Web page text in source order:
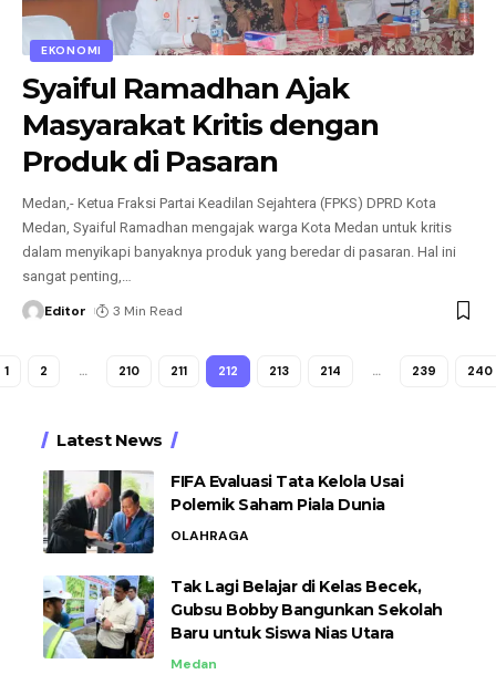
EKONOMI
Syaiful Ramadhan Ajak
Masyarakat Kritis dengan
Produk di Pasaran
Medan,- Ketua Fraksi Partai Keadilan Sejahtera (FPKS) DPRD Kota
Medan, Syaiful Ramadhan mengajak warga Kota Medan untuk kritis
dalam menyikapi banyaknya produk yang beredar di pasaran. Hal ini
sangat penting,
Editor 3 Min Read
1 2 … 210 211 212 213 214 … 239 240
Latest News
FIFA Evaluasi Tata Kelola Usai
Polemik Saham Piala Dunia
OLAHRAGA
Tak Lagi Belajar di Kelas Becek,
Gubsu Bobby Bangunkan Sekolah
Baru untuk Siswa Nias Utara
Medan